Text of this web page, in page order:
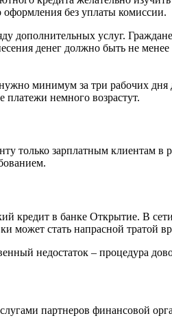
оформления без уплаты комиссии.
дополнительных услуг.
денег должно быть не менее
минимум за три рабочих
платежи немного возрастут.
только зарплатным клиентам
кредит в банке Открытие. В
может стать напрасной тратой
недостаток – процедура
партнеров финансовой